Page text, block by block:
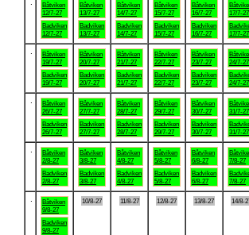
Båtviken
12/7-27
Badviken
12/7-27
Båtviken
13/7-27
Badviken
13/7-27
Båtviken
14/7-27
Badviken
14/7-27
Båtviken
15/7-27
Badviken
15/7-27
Båtviken
16/7-27
Badviken
16/7-27
17/7-27
17/7-27
Båtviken
19/7-27
Badviken
19/7-27
Båtviken
20/7-27
Badviken
20/7-27
Båtviken
21/7-27
Badviken
21/7-27
Båtviken
22/7-27
Badviken
22/7-27
Båtviken
23/7-27
Badviken
23/7-27
24/7-27
24/7-27
Båtviken
26/7-27
Badviken
26/7-27
Båtviken
27/7-27
Badviken
27/7-27
Båtviken
28/7-27
Badviken
28/7-27
Båtviken
29/7-27
Badviken
29/7-27
Båtviken
30/7-27
Badviken
30/7-27
31/7-27
31/7-27
Båtviken
2/8-27
Badviken
2/8-27
Båtviken
3/8-27
Badviken
3/8-27
Båtviken
4/8-27
Badviken
4/8-27
Båtviken
5/8-27
Badviken
5/8-27
Båtviken
6/8-27
Badviken
6/8-27
7/8-27
7/8-27
Båtviken
9/8-27
Badviken
9/8-27
10/8-27 11/8-27 12/8-27 13/8-27 14/8-